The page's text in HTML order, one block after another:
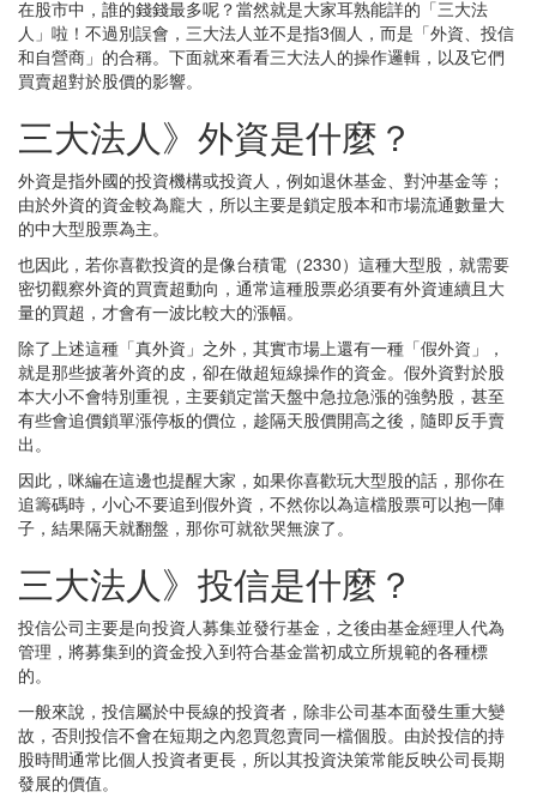
在股市中，誰的錢錢最多呢？當然就是大家耳熟能詳的「三大法
人」啦！不過別誤會，三大法人並不是指3個人，而是「外資、投信
和自營商」的合稱。下面就來看看三大法人的操作邏輯，以及它們
買賣超對於股價的影響。
三大法人》外資是什麼？
外資是指外國的投資機構或投資人，例如退休基金、對沖基金等；
由於外資的資金較為龐大，所以主要是鎖定股本和市場流通數量大
的中大型股票為主。
也因此，若你喜歡投資的是像台積電（2330）這種大型股，就需要
密切觀察外資的買賣超動向，通常這種股票必須要有外資連續且大
量的買超，才會有一波比較大的漲幅。
除了上述這種「真外資」之外，其實市場上還有一種「假外資」，
就是那些披著外資的皮，卻在做超短線操作的資金。假外資對於股
本大小不會特別重視，主要鎖定當天盤中急拉急漲的強勢股，甚至
有些會追價鎖單漲停板的價位，趁隔天股價開高之後，隨即反手賣
出。
因此，咪編在這邊也提醒大家，如果你喜歡玩大型股的話，那你在
追籌碼時，小心不要追到假外資，不然你以為這檔股票可以抱一陣
子，結果隔天就翻盤，那你可就欲哭無淚了。
三大法人》投信是什麼？
投信公司主要是向投資人募集並發行基金，之後由基金經理人代為
管理，將募集到的資金投入到符合基金當初成立所規範的各種標
的。
一般來說，投信屬於中長線的投資者，除非公司基本面發生重大變
故，否則投信不會在短期之內忽買忽賣同一檔個股。由於投信的持
股時間通常比個人投資者更長，所以其投資決策常能反映公司長期
發展的價值。